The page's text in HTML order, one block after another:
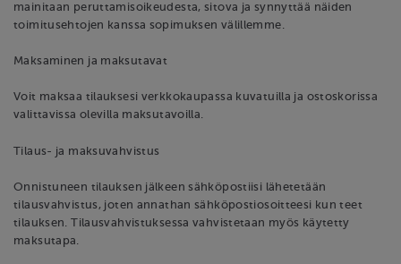
mainitaan peruttamisoikeudesta, sitova ja synnyttää näiden
toimitusehtojen kanssa sopimuksen välillemme.
Maksaminen ja maksutavat
Voit maksaa tilauksesi verkkokaupassa kuvatuilla ja ostoskorissa
valittavissa olevilla maksutavoilla.
Tilaus- ja maksuvahvistus
Onnistuneen tilauksen jälkeen sähköpostiisi lähetetään
tilausvahvistus, joten annathan sähköpostiosoitteesi kun teet
tilauksen. Tilausvahvistuksessa vahvistetaan myös käytetty
maksutapa.